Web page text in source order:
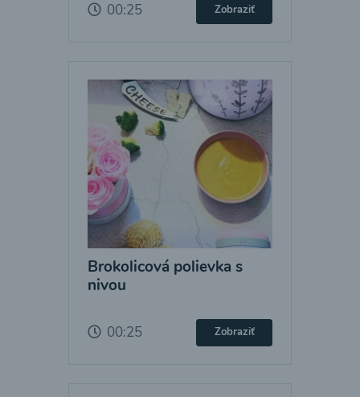
00:25 Zobraziť
Brokolicová polievka s
nivou
00:25 Zobraziť